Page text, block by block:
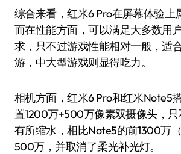
综合来看，红米6 Pro在屏幕体验上
而在性能方面，可以满足大多数用
求，只不过游戏性能相对一般，适
游，中大型游戏则显得吃力。
相机方面，红米6 Pro和红米Note5
置1200万+500万像素双摄像头，
有所缩水，相比Note5的前1300万
500万，并取消了柔光补光灯。